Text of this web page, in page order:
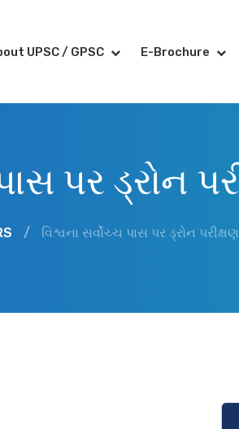
UPSC / GPSC E-Brochure
પર ડ્રોન
/ વિશ્વના સર્વોચ્ચ પાસ પર ડ્રોન પરીક્ષણ